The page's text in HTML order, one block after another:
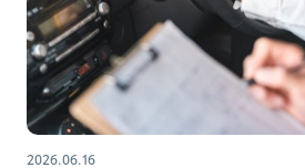
2026.06.16